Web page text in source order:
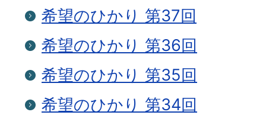
希望のひかり 第37回
希望のひかり 第36回
希望のひかり 第35回
希望のひかり 第34回